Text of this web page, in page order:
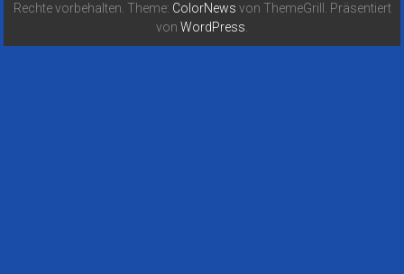
Rechte vorbehalten. Theme: ColorNews von ThemeGrill. Präsentiert
von WordPress